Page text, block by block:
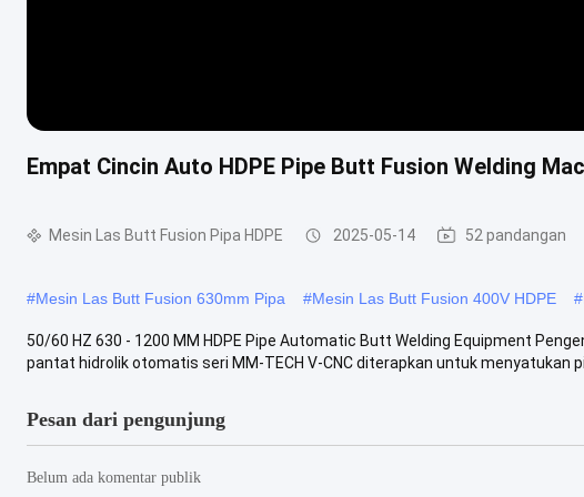
Empat Cincin Auto HDPE Pipe Butt Fusion Welding
Mesin Las Butt Fusion Pipa HDPE 2025-05-14 52 pandangan
#Mesin Las Butt Fusion 630mm Pipa #Mesin Las Butt Fusion 400V HDPE #
50/60 HZ 630 - 1200 MM HDPE Pipe Automatic Butt Welding Equipment
pantat hidrolik otomatis seri MM-TECH V-CNC diterapkan untuk menyatukan
Pesan dari pengunjung
Belum ada komentar publik